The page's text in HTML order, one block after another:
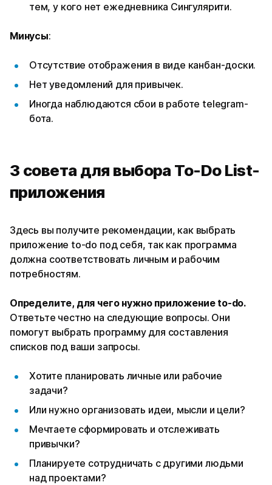
тем, у кого нет ежедневника Сингулярити.
Минусы:
Отсутствие отображения в виде канбан-доски.
Нет уведомлений для привычек.
Иногда наблюдаются сбои в работе telegram-
бота.
3 совета для выбора To-Do List-
приложения
Здесь вы получите рекомендации, как выбрать
приложение to-do под себя, так как программа
должна соответствовать личным и рабочим
потребностям.
Определите, для чего нужно приложение to-do.
Ответьте честно на следующие вопросы. Они
помогут выбрать программу для составления
списков под ваши запросы.
Хотите планировать личные или рабочие
задачи?
Или нужно организовать идеи, мысли и цели?
Мечтаете сформировать и отслеживать
привычки?
Планируете сотрудничать с другими людьми
над проектами?